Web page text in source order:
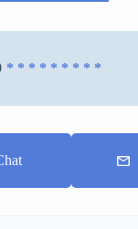
* * * * * * * * *